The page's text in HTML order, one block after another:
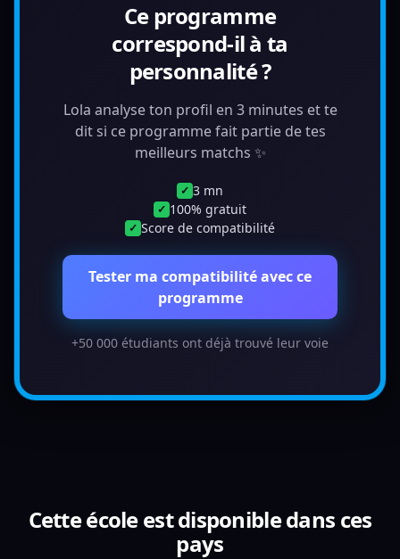
Ce programme
correspond-il à ta
personnalité ?
Lola analyse ton profil en 3 minutes et te
dit si ce programme fait partie de tes
meilleurs matchs ✨
✓ 3 mn
✓ 100% gratuit
✓ Score de compatibilité
Tester ma compatibilité avec ce
programme
+50 000 étudiants ont déjà trouvé leur voie
Cette école est disponible dans ces
pays